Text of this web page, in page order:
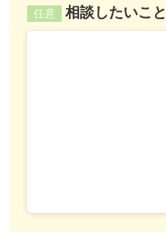
任意 相談したいこと